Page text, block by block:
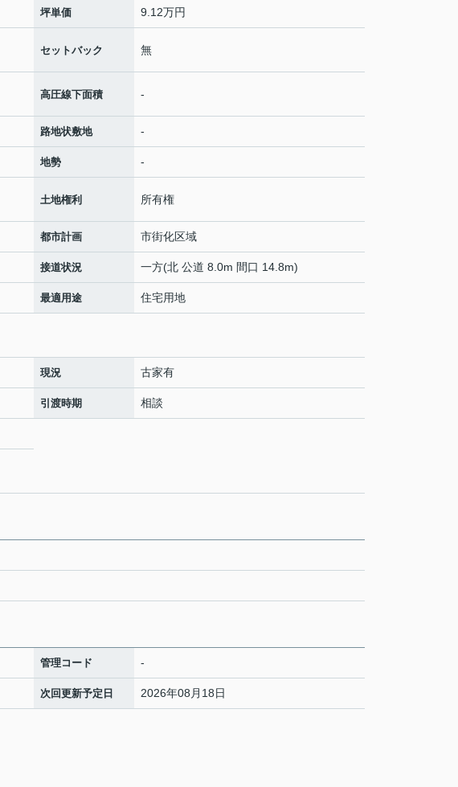
坪単価 9.12万円
セットバック 無
高圧線下面積 -
路地状敷地 -
地勢 -
土地権利 所有権
都市計画 市街化区域
接道状況 一方(北 公道 8.0m 間口 14.8m)
最適用途 住宅用地
現況 古家有
引渡時期 相談
管理コード -
次回更新予定日 2026年08月18日